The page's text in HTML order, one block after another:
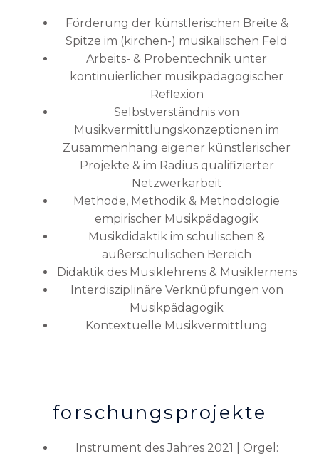
Förderung der künstlerischen Breite &
Spitze im (kirchen-) musikalischen Feld
Arbeits- & Probentechnik unter
kontinuierlicher musikpädagogischer
Reflexion
Selbstverständnis von
Musikvermittlungskonzeptionen im
Zusammenhang eigener künstlerischer
Projekte & im Radius qualifizierter
Netzwerkarbeit
Methode, Methodik & Methodologie
empirischer Musikpädagogik
Musikdidaktik im schulischen &
außerschulischen Bereich
Didaktik des Musiklehrens & Musiklernens
Interdisziplinäre Verknüpfungen von
Musikpädagogik
Kontextuelle Musikvermittlung
forschungsprojekte
Instrument des Jahres 2021 | Orgel: